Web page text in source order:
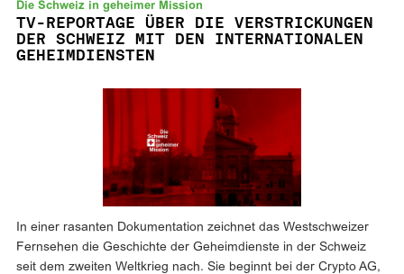
Die Schweiz in geheimer Mission
TV-REPORTAGE ÜBER DIE VERSTRICKUNGEN
DER SCHWEIZ MIT DEN INTERNATIONALEN
GEHEIMDIENSTEN
In einer rasanten Dokumentation zeichnet das Westschweizer
Fernsehen die Geschichte der Geheimdienste in der Schweiz
seit dem zweiten Weltkrieg nach. Sie beginnt bei der Crypto AG,